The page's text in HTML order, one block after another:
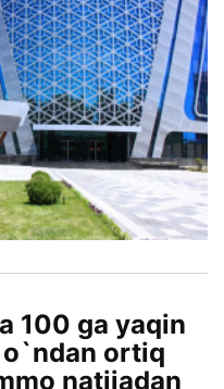
100 ga yaqin
ortiq
natijadan